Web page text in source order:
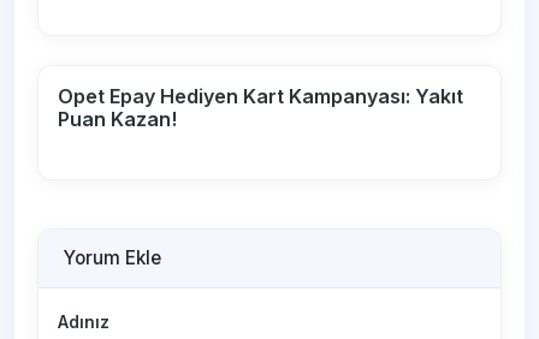
Opet Epay Hediyen Kart Kampanyası: Yakıt
Puan Kazan!
Yorum Ekle
Adınız